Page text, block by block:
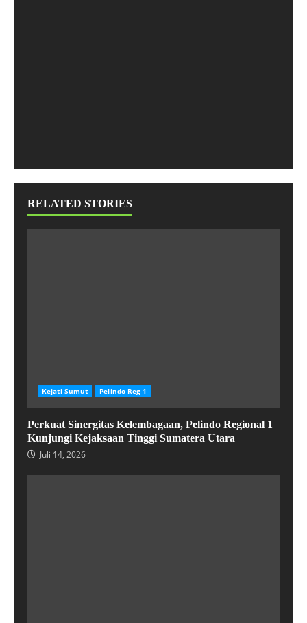
RELATED STORIES
Kejati Sumut Pelindo Reg 1
Perkuat Sinergitas Kelembagaan, Pelindo Regional 1
Kunjungi Kejaksaan Tinggi Sumatera Utara
Juli 14, 2026